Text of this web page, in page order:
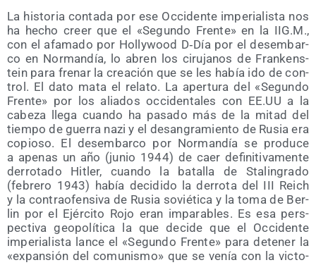
La his­to­ria con­ta­da por ese Occi­den­te impe­ria­lis­ta nos
ha hecho creer que el «Segun­do Fren­te» en la IIG.M.,
con el afa­ma­do por Holly­wood D‑Día por el des­em­bar­
co en Nor­man­día, lo abren los ciru­ja­nos de Fran­kens­
tein para fre­nar la crea­ción que se les había ido de con­
trol. El dato mata el rela­to. La aper­tu­ra del «Segun­do
Fren­te» por los alia­dos occi­den­ta­les con EE.UU a la
cabe­za lle­ga cuan­do ha pasa­do más de la mitad del
tiem­po de gue­rra nazi y el desan­gra­mien­to de Rusia era
copio­so. El des­em­bar­co por Nor­man­día se pro­du­ce
a ape­nas un año (junio 1944) de caer defi­ni­ti­va­men­te
derro­ta­do Hitler, cuan­do la bata­lla de Sta­lin­gra­do
(febre­ro 1943) había deci­di­do la derro­ta del III Reich
y la con­tra­ofen­si­va de Rusia sovié­ti­ca y la toma de Ber­
lin por el Ejér­ci­to Rojo eran impa­ra­bles. Es esa pers­
pec­ti­va geo­po­lí­ti­ca la que deci­de que el Occi­den­te
impe­ria­lis­ta lan­ce el «Segun­do Fren­te» para dete­ner la
«expan­sión del comu­nis­mo» que se venía con la vic­to­